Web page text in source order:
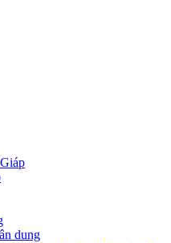
dung